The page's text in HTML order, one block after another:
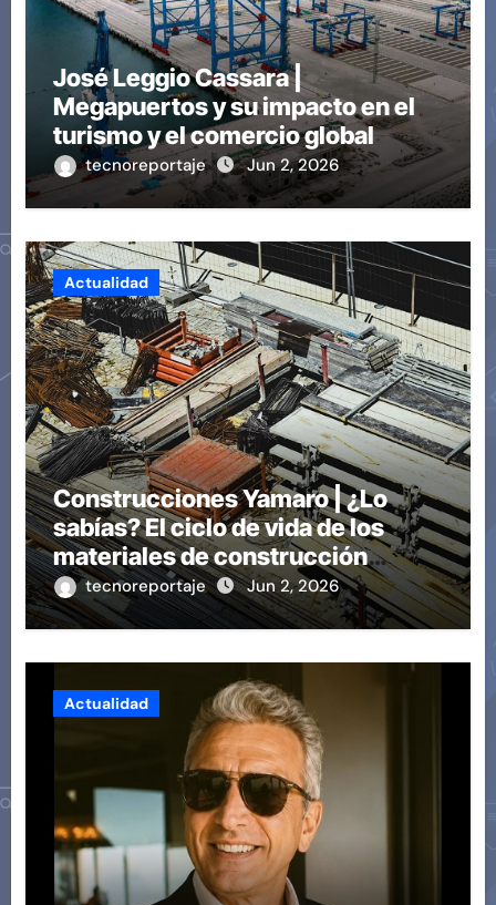
José Leggio Cassara |
Megapuertos y su impacto en el
turismo y el comercio global
tecnoreportaje Jun 2, 2026
Actualidad
Construcciones Yamaro | ¿Lo
sabías? El ciclo de vida de los
materiales de construcción
revoluciona eficiencia en
proyectos modernos
tecnoreportaje Jun 2, 2026
Actualidad